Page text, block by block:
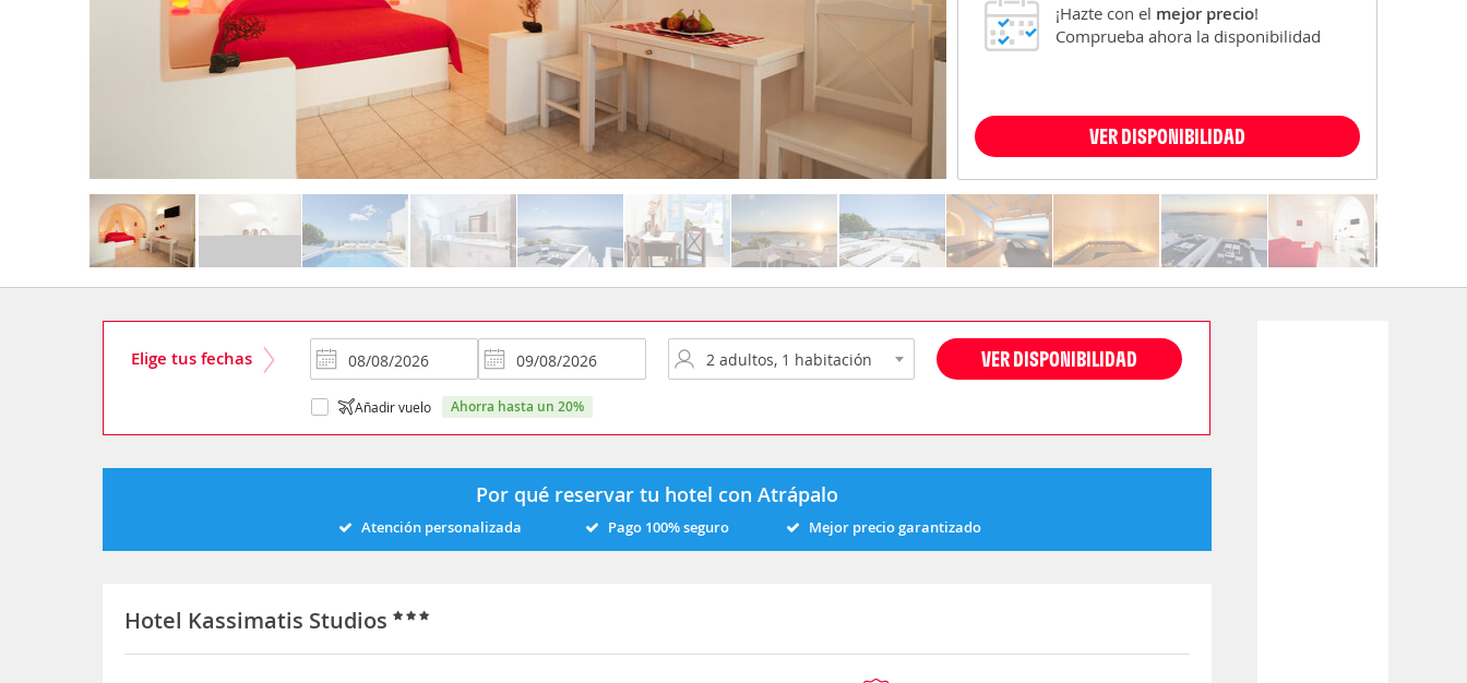
¡Hazte con el mejor precio!
Comprueba ahora la disponibilidad
VER DISPONIBILIDAD
Elige tus fechas VER DISPONIBILIDAD
Añadir vuelo ahorra hasta un 20%
Por qué reservar tu hotel con Atrápalo
Atención personalizada Pago 100% seguro Mejor precio garantizado
Hotel Kassimatis Studios